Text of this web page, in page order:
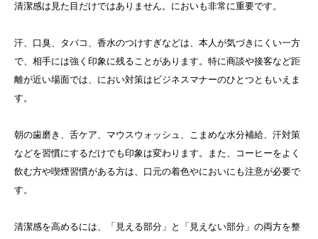
清潔感は見た目だけではありません。においも非常に重要です。
汗、口臭、タバコ、香水のつけすぎなどは、本人が気づきにくい一方
で、相手には強く印象に残ることがあります。特に商談や接客など距
離が近い場面では、におい対策はビジネスマナーのひとつともいえま
す。
朝の歯磨き、舌ケア、マウスウォッシュ、こまめな水分補給、汗対策
などを習慣にするだけでも印象は変わります。また、コーヒーをよく
飲む方や喫煙習慣がある方は、口元の着色やにおいにも注意が必要で
す。
清潔感を高めるには、「見える部分」と「見えない部分」の両方を整